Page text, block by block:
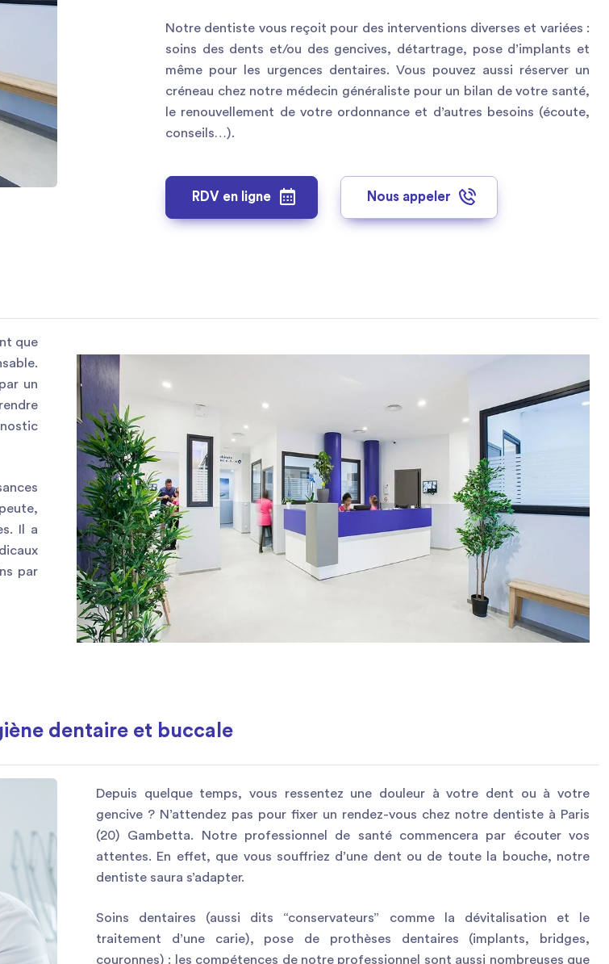
Notre dentiste vous reçoit pour des interventions diverses et variées :
soins des dents et/ou des gencives, détartrage, pose d’implants et
même pour les urgences dentaires. Vous pouvez aussi réserver un
créneau chez notre médecin généraliste pour un bilan de votre santé,
le renouvellement de votre ordonnance et d’autres besoins (écoute,
conseils…).
RDV en ligne Nous appeler
que
un
Il a
par
dentaire et buccale
Depuis quelque temps, vous ressentez une douleur à votre dent ou à votre
gencive ? N’attendez pas pour fixer un rendez-vous chez notre dentiste à Paris
(20) Gambetta. Notre professionnel de santé commencera par écouter vos
attentes. En effet, que vous souffriez d’une dent ou de toute la bouche, notre
dentiste saura s’adapter.
Soins dentaires (aussi dits “conservateurs” comme la dévitalisation et le
traitement d’une carie), pose de prothèses dentaires (implants, bridges,
couronnes) : les compétences de notre professionnel sont aussi nombreuses que